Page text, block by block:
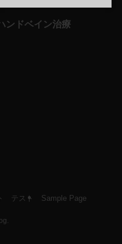
ンドベイン治療
テスト Sample Page